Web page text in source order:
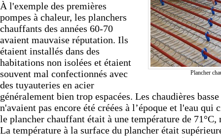
Plancher
À l'exemple des premières
pompes à chaleur, les planchers
chauffants des années 60-70
avaient mauvaise réputation. Ils
étaient installés dans des
habitations non isolées et étaient
souvent mal confectionnés avec
des tuyauteries en acier
généralement bien trop espacées. Les chaudières
n'avaient pas encore été créées à l’époque et l'eau qui
le plancher chauffant était à une température de 71°C,
La température à la surface du plancher était